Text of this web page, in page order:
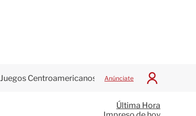
Juegos Centroamericanos Anúnciate
I
c
Última Hora